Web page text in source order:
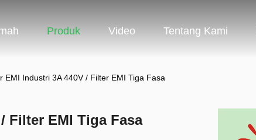
Produk Video Tentang Kami
EMI Industri 3A 440V / Filter EMI Tiga Fasa
Filter EMI Tiga Fasa